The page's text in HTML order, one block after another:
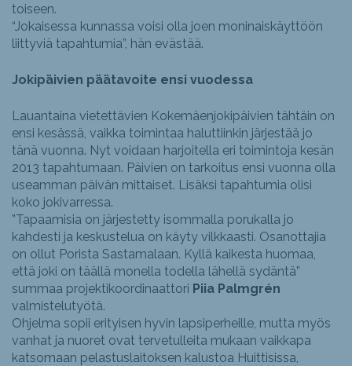
toiseen.
“Jokaisessa kunnassa voisi olla joen moninaiskäyttöön
liittyviä tapahtumia”, hän evästää.
Jokipäivien päätavoite ensi vuodessa
Lauantaina vietettävien Kokemäenjokipäivien tähtäin on
ensi kesässä, vaikka toimintaa haluttiinkin järjestää jo
tänä vuonna. Nyt voidaan harjoitella eri toimintoja kesän
2013 tapahtumaan. Päivien on tarkoitus ensi vuonna olla
useamman päivän mittaiset. Lisäksi tapahtumia olisi
koko jokivarressa.
”Tapaamisia on järjestetty isommalla porukalla jo
kahdesti ja keskustelua on käyty vilkkaasti. Osanottajia
on ollut Porista Sastamalaan. Kyllä kaikesta huomaa,
että joki on täällä monella todella lähellä sydäntä”
summaa projektikoordinaattori Piia Palmgrén
valmistelutyötä.
Ohjelma sopii erityisen hyvin lapsiperheille, mutta myös
vanhat ja nuoret ovat tervetulleita mukaan vaikkapa
katsomaan pelastuslaitoksen kalustoa Huittisissa,